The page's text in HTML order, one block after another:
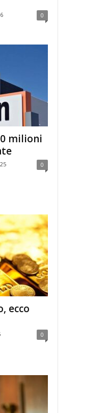
0
milioni
0
ecco
0